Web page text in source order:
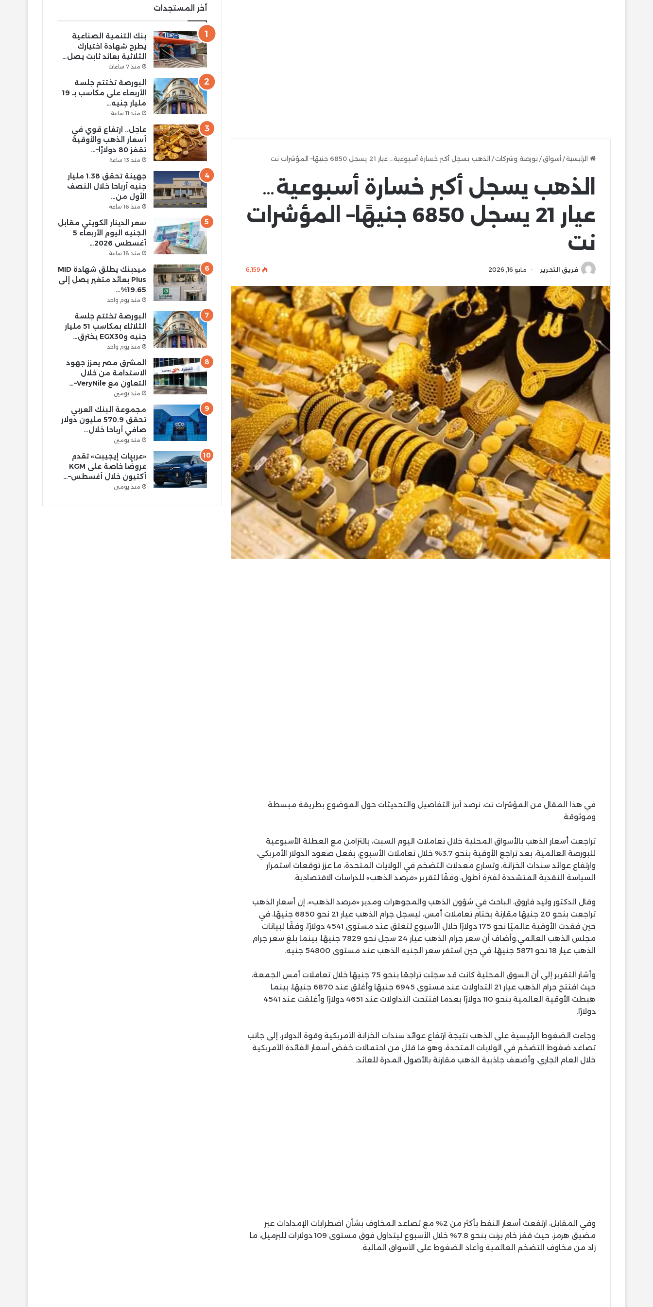
الرئيسية/ أسواق/ بورصة وشركات/ الذهب يسجل أكبر خسارة أسبوعية… عيار 21 يسجل 6850 جنيهًا– المؤشرات نت
الذهب يسجل أكبر خسارة أسبوعية…
عيار 21 يسجل 6850 جنيهًا– المؤشرات
نت
فريق التحرير مايو 16, 2026 6٬159
في هذا المقال من المؤشرات نت، نرصد أبرز التفاصيل والتحديثات حول الموضوع بطريقة مبسطة
وموثوقة.
تراجعت أسعار الذهب بالأسواق المحلية خلال تعاملات اليوم السبت، بالتزامن مع العطلة الأسبوعية
للبورصة العالمية، بعد تراجع الأوقية بنحو 3.7% خلال تعاملات الأسبوع، بفعل صعود الدولار الأمريكي،
وارتفاع عوائد سندات الخزانة، وتسارع معدلات التضخم في الولايات المتحدة، ما عزز توقعات استمرار
السياسة النقدية المتشددة لفترة أطول، وفقًا لتقرير «مرصد الذهب» للدراسات الاقتصادية.
وقال الدكتور وليد فاروق، الباحث في شؤون الذهب والمجوهرات ومدير «مرصد الذهب»، إن أسعار الذهب
تراجعت بنحو 20 جنيهًا مقارنة بختام تعاملات أمس، ليسجل جرام الذهب عيار 21 نحو 6850 جنيهًا، في
حين فقدت الأوقية عالميًا نحو 175 دولارًا خلال الأسبوع لتغلق عند مستوى 4541 دولارًا، وفقًا لبيانات
مجلس الذهب العالمي.وأضاف أن سعر جرام الذهب عيار 24 سجل نحو 7829 جنيهًا، بينما بلغ سعر جرام
الذهب عيار 18 نحو 5871 جنيهًا، في حين استقر سعر الجنيه الذهب عند مستوى 54800 جنيه.
وأشار التقرير إلى أن السوق المحلية كانت قد سجلت تراجعًا بنحو 75 جنيهًا خلال تعاملات أمس الجمعة،
حيث افتتح جرام الذهب عيار 21 التداولات عند مستوى 6945 جنيهًا وأغلق عند 6870 جنيهًا، بينما
هبطت الأوقية العالمية بنحو 110 دولارًا بعدما افتتحت التداولات عند 4651 دولارًا وأغلقت عند 4541
دولارًا.
وجاءت الضغوط الرئيسية على الذهب نتيجة ارتفاع عوائد سندات الخزانة الأمريكية وقوة الدولار، إلى جانب
تصاعد ضغوط التضخم في الولايات المتحدة، وهو ما قلل من احتمالات خفض أسعار الفائدة الأمريكية
خلال العام الجاري، وأضعف جاذبية الذهب مقارنة بالأصول المدرة للعائد.
وفي المقابل، ارتفعت أسعار النفط بأكثر من 2% مع تصاعد المخاوف بشأن اضطرابات الإمدادات عبر
مضيق هرمز، حيث قفز خام برنت بنحو 7.8% خلال الأسبوع ليتداول فوق مستوى 109 دولارات للبرميل، ما
زاد من مخاوف التضخم العالمية وأعاد الضغوط على الأسواق المالية.
أخر المستجدات
بنك التنمية الصناعية
يطرح شهادة اختيارك
الثلاثية بعائد ثابت يصل…
منذ 7 ساعات
البورصة تختتم جلسة
الأربعاء على مكاسب بـ 19
مليار جنيه…
منذ 11 ساعة
عاجل.. ارتفاع قوي في
أسعار الذهب والأوقية
تقفز 80 دولارًا–…
منذ 13 ساعة
جهينة تحقق 1.38 مليار
جنيه أرباحا خلال النصف
الأول من…
منذ 16 ساعة
سعر الدينار الكويتي مقابل
الجنيه اليوم الأربعاء 5
أغسطس 2026…
منذ 18 ساعة
ميدبنك يطلق شهادة MID
Plus بعائد متغير يصل إلى
19.65%…
منذ يوم واحد
البورصة تختتم جلسة
الثلاثاء بمكاسب 51 مليار
جنيه وEGX30 يخترق…
منذ يوم واحد
المشرق مصر يعزز جهود
الاستدامة من خلال
التعاون مع VeryNile–…
منذ يومين
مجموعة البنك العربي
تحقق 570.9 مليون دولار
صافي أرباحا خلال…
منذ يومين
«عربيات إيجيبت» تقدم
عروضًا خاصة على KGM
أكتيون خلال أغسطس–…
منذ يومين